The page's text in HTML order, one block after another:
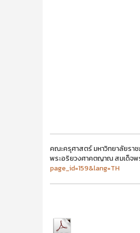
คณะครุศาสตร์ มหาวิทยาลัยราช
พระอริยวงศาคตญาณ สมเด็จพ
page_id=159&lang=TH